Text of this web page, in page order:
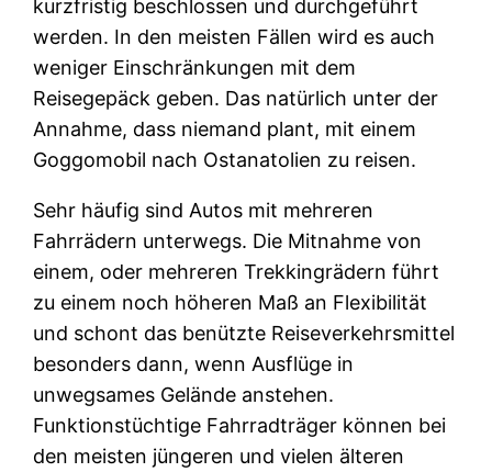
kurzfristig beschlossen und durchgeführt
werden. In den meisten Fällen wird es auch
weniger Einschränkungen mit dem
Reisegepäck geben. Das natürlich unter der
Annahme, dass niemand plant, mit einem
Goggomobil nach Ostanatolien zu reisen.
Sehr häufig sind Autos mit mehreren
Fahrrädern unterwegs. Die Mitnahme von
einem, oder mehreren Trekkingrädern führt
zu einem noch höheren Maß an Flexibilität
und schont das benützte Reiseverkehrsmittel
besonders dann, wenn Ausflüge in
unwegsames Gelände anstehen.
Funktionstüchtige Fahrradträger können bei
den meisten jüngeren und vielen älteren